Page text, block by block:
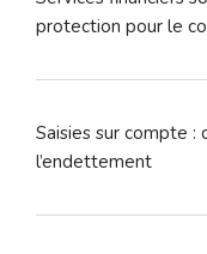
protection pour le
Saisies sur compte :
l’endettement